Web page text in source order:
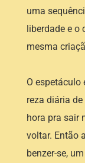
uma
liberdade e
mesma
O espetáculo
reza diária
hora pra sair
voltar. Então
benzer-se,